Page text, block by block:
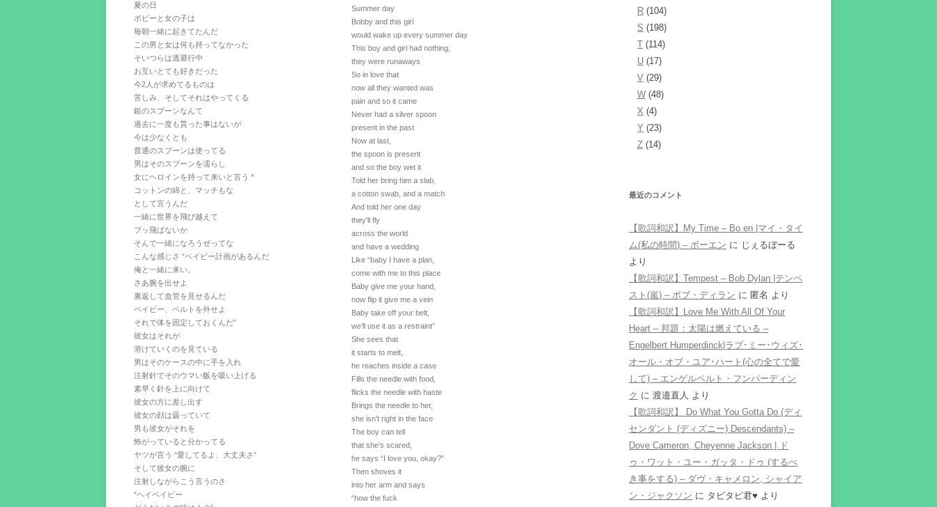
夏の日
ボビーと女の子は
毎朝一緒に起きてたんだ
この男と女は何も持ってなかった
そいつらは逃避行中
お互いとても好きだった
今2人が求めてるものは
苦しみ、そしてそれはやってくる
銀のスプーンなんて
過去に一度も貰った事はないが
今は少なくとも
普通のスプーンは使ってる
男はそのスプーンを濡らし
女にヘロインを持って来いと言う *
コットンの綿と、マッチもな
として言うんだ
一緒に世界を飛び越えて
ブッ飛ばないか
そんで一緒になろうぜってな
こんな感じさ “ベイビー計画があるんだ
俺と一緒に来い。
さあ腕を出せよ
裏返して血管を見せるんだ
ベイビー、ベルトを外せよ
それで体を固定しておくんだ”
彼女はそれが
溶けていくのを見ている
男はそのケースの中に手を入れ
注射針でそのウマい飯を吸い上げる
素早く針を上に向けて
彼女の方に差し出す
彼女の顔は曇っていて
男も彼女がそれを
怖がっていると分かってる
ヤツが言う “愛してるよ、大丈夫さ”
そして彼女の腕に
注射しながらこう言うのさ
“ヘイベイビー
Summer day
Bobby and this girl
would wake up every summer day
This boy and girl had nothing,
they were runaways
So in love that
now all they wanted was
pain and so it came
Never had a silver spoon
present in the past
Now at last,
the spoon is present
and so the boy wet it
Told her bring him a slab,
a cotton swab, and a match
And told her one day
they’ll fly
across the world
and have a wedding
Like “baby I have a plan,
come with me to this place
Baby give me your hand,
now flip it give me a vein
Baby take off your belt,
we’ll use it as a restraint”
She sees that
it starts to melt,
he reaches inside a case
Fills the needle with food,
flicks the needle with haste
Brings the needle to her,
she isn’t right in the face
The boy can tell
that she’s scared,
he says “I love you, okay?”
Then shoves it
into her arm and says
“how the fuck
R (104)
S (198)
T (114)
U (17)
V (29)
W (48)
X (4)
Y (23)
Z (14)
最近のコメント
【歌詞和訳】My Time – Bo en |マイ・タイ
ム(私の時間) – ボーエン に じぇるぼーる
より
【歌詞和訳】Tempest – Bob Dylan |テンペ
スト(嵐) – ボブ・ディラン に 匿名 より
【歌詞和訳】Love Me With All Of Your
Heart – 邦題：太陽は燃えている –
Engelbert Humperdinck|ラブ･ミー･ウィズ･
オール・オブ・ユア･ハート(心の全てで愛
して) – エンゲルベルト・フンパーディン
ク に 渡邉直人 より
【歌詞和訳】 Do What You Gotta Do (ディ
センダント (ディズニー) Descendants) –
Dove Cameron, Cheyenne Jackson | ド
ゥ・ワット・ユー・ガッタ・ドゥ (するべ
き事をする) – ダヴ・キャメロン, シャイア
ン・ジャクソン に タピタピ君♥️ より